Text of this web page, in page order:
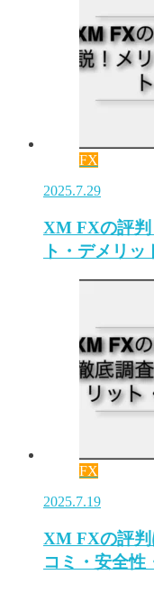
FX
2025.7.29
XM FXの評判
ト・デメリ
FX
2025.7.19
XM FXの評判
コミ・安全